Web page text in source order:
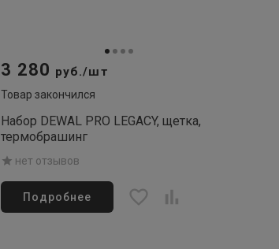
3 280 руб./шт
Товар закончился
Набор DEWAL PRO LEGACY, щетка,
термобрашинг
нет отзывов
Подробнее